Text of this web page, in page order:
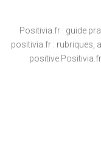
Positivia.fr : guide
positivia.fr : rubriques,
positive